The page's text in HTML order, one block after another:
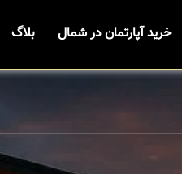
خرید آپارتمان در شمال بلاگ